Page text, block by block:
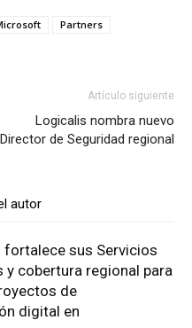
Partners
Artículo siguiente
Logicalis nombra nuevo
Director de Seguridad regional
autor
fortalece sus Servicios
y cobertura regional para
de
digital en